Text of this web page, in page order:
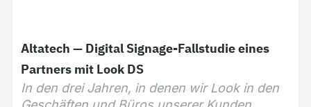
Altatech — Digital Signage-Fallstudie eines
Partners mit Look DS
In den drei Jahren, in denen wir Look in den